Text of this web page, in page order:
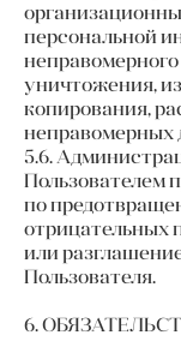
персональной
уничтожения,
копирования,
неправомерных
5.6.
Пользователем
по
отрицательных
или
Пользователя.
6.